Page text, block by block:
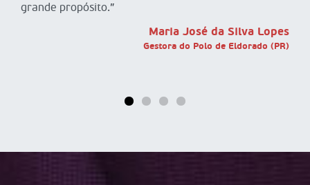
grande propósito.”
Maria José da Silva Lopes
Gestora do Polo de Eldorado (PR)